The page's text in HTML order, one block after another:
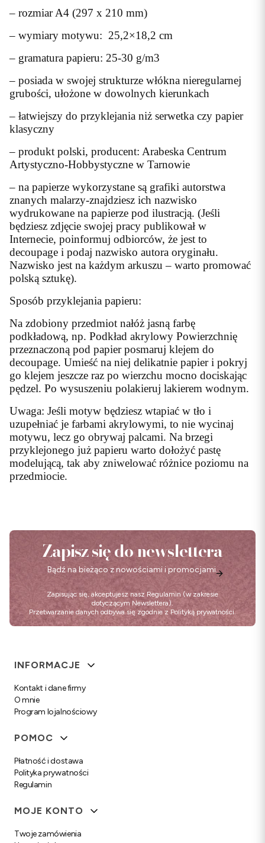
– rozmiar A4 (297 x 210 mm)
– wymiary motywu: 25,2×18,2 cm
– gramatura papieru: 25-30 g/m3
– posiada w swojej strukturze włókna nieregularnej
grubości, ułożone w dowolnych kierunkach
– łatwiejszy do przyklejania niż serwetka czy papier
klasyczny
– produkt polski, producent: Arabeska Centrum
Artystyczno-Hobbystyczne w Tarnowie
– na papierze wykorzystane są grafiki autorstwa
znanych malarzy-znajdziesz ich nazwisko
wydrukowane na papierze pod ilustracją. (Jeśli
będziesz zdjęcie swojej pracy publikował w
Internecie, poinformuj odbiorców, że jest to
decoupage i podaj nazwisko autora oryginału.
Nazwisko jest na każdym arkuszu – warto promować
polską sztukę).
Sposób przyklejania papieru:
Na zdobiony przedmiot nałóż jasną farbę
podkładową, np. Podkład akrylowy Powierzchnię
przeznaczoną pod papier posmaruj klejem do
decoupage. Umieść na niej delikatnie papier i pokryj
go klejem jeszcze raz po wierzchu mocno dociskając
pędzel. Po wysuszeniu polakieruj lakierem wodnym.
Uwaga: Jeśli motyw będziesz wtapiać w tło i
uzupełniać je farbami akrylowymi, to nie wycinaj
motywu, lecz go obrywaj palcami. Na brzegi
przyklejonego już papieru warto dołożyć pastę
modelującą, tak aby zniwelować różnice poziomu na
przedmiocie.
Zapisz się do newslettera
Bądź na bieżąco z nowościami i promocjami.
Zapisując się, akceptujesz nasz Regulamin (w zakresie
dotyczącym Newslettera).
Przetwarzanie danych odbywa się zgodnie z Polityką prywatności.
Linki w stopce
INFORMACJE
Kontakt i dane firmy
O mnie
Program lojalnościowy
POMOC
Płatność i dostawa
Polityka prywatności
Regulamin
MOJE KONTO
Twoje zamówienia